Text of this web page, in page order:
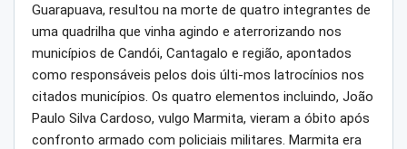
Guarapuava, resultou na morte de quatro integrantes de
uma quadrilha que vinha agindo e aterrorizando nos
municípios de Candói, Cantagalo e região, apontados
como responsáveis pelos dois últi-mos latrocínios nos
citados municípios. Os quatro elementos incluindo, João
Paulo Silva Cardoso, vulgo Marmita, vieram a óbito após
confronto armado com policiais militares. Marmita era